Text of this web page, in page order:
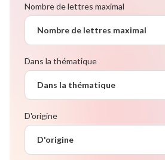
Nombre de lettres maximal
Nombre de lettres maximal
Dans la thématique
Dans la thématique
D'origine
D'origine